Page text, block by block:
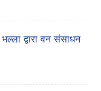
द्वारा वन संसाधन